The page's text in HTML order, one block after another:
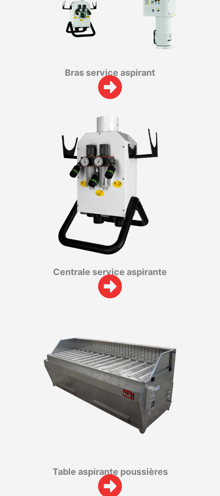
Bras service aspirant
Centrale service aspirante
Table aspirante poussières